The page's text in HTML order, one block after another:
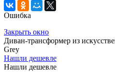
Ошибка
Закрыть окно
Диван-трансформер из
Grey
Нашли дешевле
Нашли дешевле